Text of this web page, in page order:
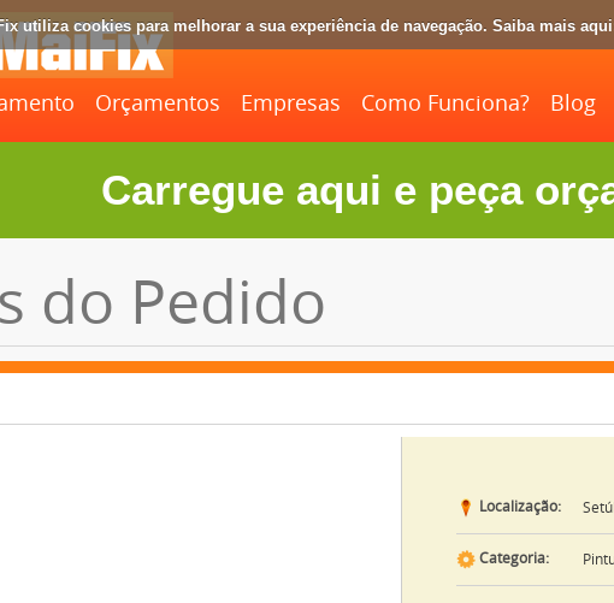
utiliza cookies para melhorar a sua experiência de navegação. Saiba mais
Orçamentos Empresas Como Funciona? Blog
Carregue aqui e peça
do Pedido
Localização:
Categoria: